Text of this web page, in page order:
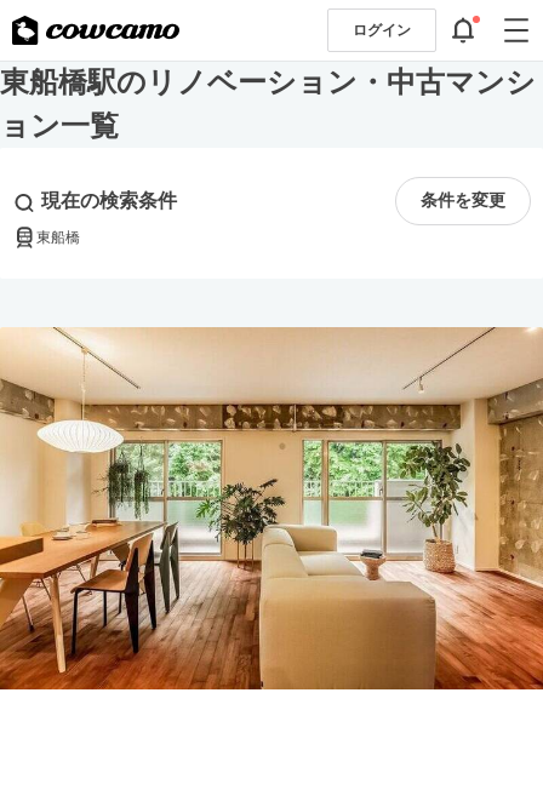
ログイン
東船橋駅のリノベーション・中古マンシ
ョン一覧
現在の検索条件 条件を変更
東船橋